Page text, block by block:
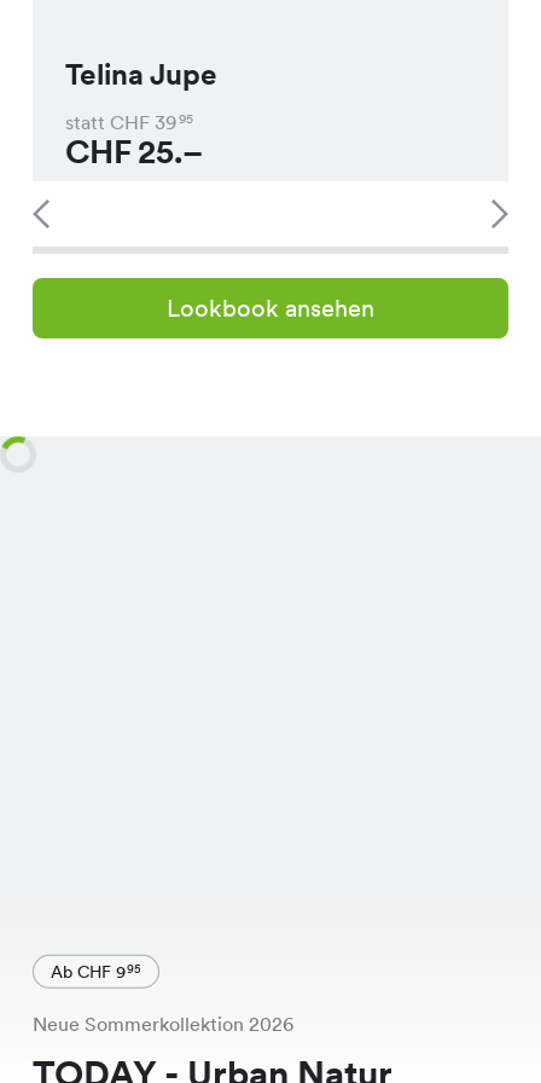
Telina Jupe
statt CHF 3995
CHF25.–
Lookbook ansehen
Ab CHF 995
Neue Sommerkollektion 2026
TODAY - Urban Natur